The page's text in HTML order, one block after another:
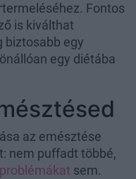
Fontos
is kiválthat
biztosabb egy
egy diétába
az emésztése
nem puffadt többé,
sem.